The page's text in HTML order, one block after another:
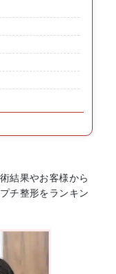
結果やお客様から
チ整形をランキン